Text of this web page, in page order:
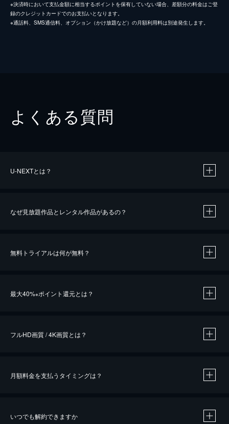
※決済時において支払金額に相当するポイントを保有していない場合、差額分の料金はご登
録のクレジットカードでのお支払いとなります。
※通話料、SMS通信料、オプション（かけ放題など）の月額利用料は別途発生します。
よくある質問
U-NEXTとは？
なぜ見放題作品とレンタル作品があるの？
無料トライアルは何が無料？
最大40%※ポイント還元とは？
※40％ポイント還元の対象は、クレジットカード決済による作品の購入 / レンタルです。
フルHD画質 / 4K画質とは？
月額料金を支払うタイミングは？
いつでも解約できますか